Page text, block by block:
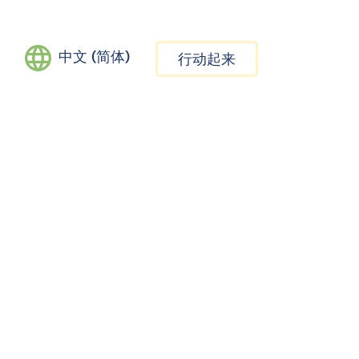
中文 (简体) 行动起来